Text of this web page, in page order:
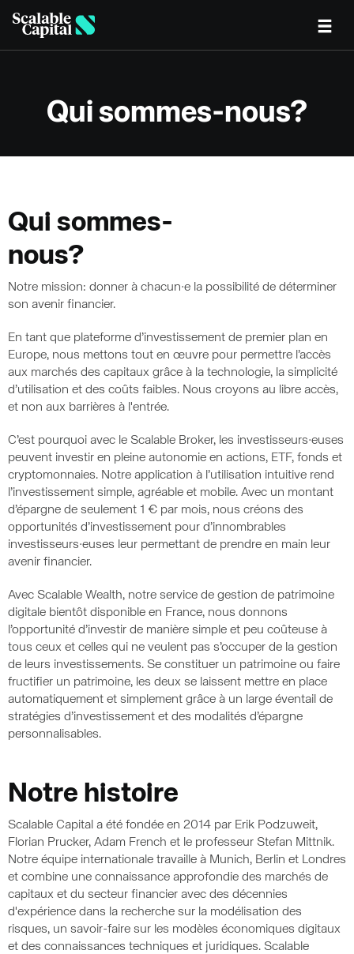
Qui sommes-nous?
Qui sommes-
nous?
Notre mission: donner à chacun·e la possibilité de déterminer
son avenir financier.
En tant que plateforme d’investissement de premier plan en
Europe, nous mettons tout en œuvre pour permettre l’accès
aux marchés des capitaux grâce à la technologie, la simplicité
d’utilisation et des coûts faibles. Nous croyons au libre accès,
et non aux barrières à l'entrée.
C’est pourquoi avec le Scalable Broker, les investisseurs·euses
peuvent investir en pleine autonomie en actions, ETF, fonds et
cryptomonnaies. Notre application à l’utilisation intuitive rend
l’investissement simple, agréable et mobile. Avec un montant
d’épargne de seulement 1 € par mois, nous créons des
opportunités d’investissement pour d’innombrables
investisseurs·euses leur permettant de prendre en main leur
avenir financier.
Avec Scalable Wealth, notre service de gestion de patrimoine
digitale bientôt disponible en France, nous donnons
l’opportunité d’investir de manière simple et peu coûteuse à
tous ceux et celles qui ne veulent pas s’occuper de la gestion
de leurs investissements. Se constituer un patrimoine ou faire
fructifier un patrimoine, les deux se laissent mettre en place
automatiquement et simplement grâce à un large éventail de
stratégies d’investissement et des modalités d’épargne
personnalisables.
Notre histoire
Scalable Capital a été fondée en 2014 par Erik Podzuweit,
Florian Prucker, Adam French et le professeur Stefan Mittnik.
Notre équipe internationale travaille à Munich, Berlin et Londres
et combine une connaissance approfondie des marchés de
capitaux et du secteur financier avec des décennies
d'expérience dans la recherche sur la modélisation des
risques, un savoir-faire sur les modèles économiques digitaux
et des connaissances techniques et juridiques. Scalable